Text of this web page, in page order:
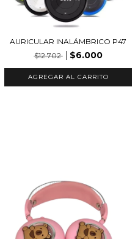
AURICULAR INALÁMBRICO P47
$12.702
$6.000
AGREGAR AL CARRITO